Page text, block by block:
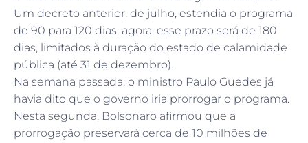
Um decreto anterior, de julho, estendia o programa
de 90 para 120 dias; agora, esse prazo será de 180
dias, limitados à duração do estado de calamidade
pública (até 31 de dezembro).
Na semana passada, o ministro Paulo Guedes já
havia dito que o governo iria prorrogar o programa.
Nesta segunda, Bolsonaro afirmou que a
prorrogação preservará cerca de 10 milhões de